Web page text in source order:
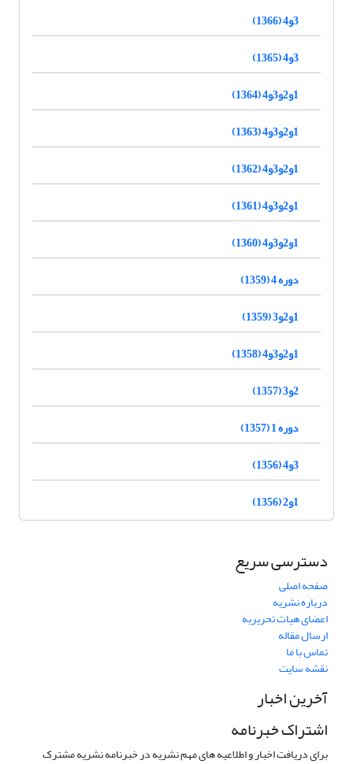
3و4 (1366)
3و4 (1365)
1و2و3و4 (1364)
1و2و3و4 (1363)
1و2و3و4 (1362)
1و2و3و4 (1361)
1و2و3و4 (1360)
دوره 4 (1359)
1و2و3 (1359)
1و2و3و4 (1358)
2و3 (1357)
دوره 1 (1357)
3و4 (1356)
1و2 (1356)
دسترسی سریع
صفحه اصلی
درباره نشریه
اعضای هیات تحریریه
ارسال مقاله
تماس با ما
نقشه سایت
آخرین اخبار
اشتراک خبرنامه
برای دریافت اخبار و اطلاعیه های مهم نشریه در خبرنامه نشریه مشترک